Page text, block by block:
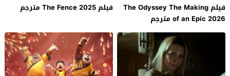
فيلم The Odyssey The Making
of an Epic 2026 مترجم
فيلم The Fence 2025 مترجم